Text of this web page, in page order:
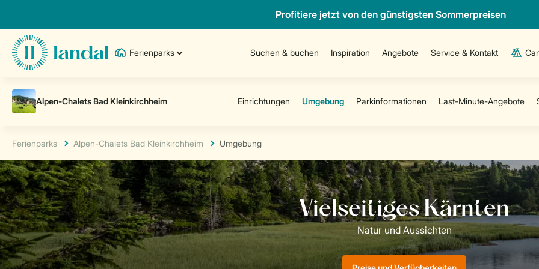
Profitiere jetzt von den günstigsten Sommerpreisen
Ferienparks Suchen & buchen Inspiration Angebote Service & Kontakt
Ferienparks Alpen-Chalets Bad Kleinkirchheim Umgebung